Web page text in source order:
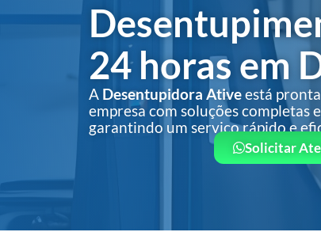
24 horas em
A Desentupidora Ativeestá
empresa com soluções completas
garantindo um serviço rápido e
Solicitar